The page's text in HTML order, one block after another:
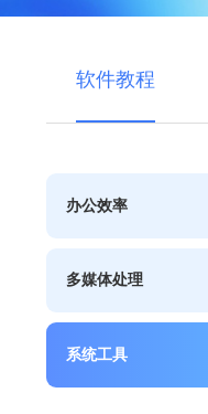
软件教程
办公效率
多媒体处理
系统工具